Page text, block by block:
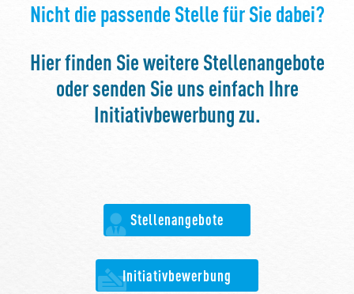
Nicht die passende Stelle für Sie dabei?
Hier finden Sie weitere Stellenangebote
oder senden Sie uns einfach Ihre
Initiativbewerbung zu.
Stellenangebote
Initiativbewerbung